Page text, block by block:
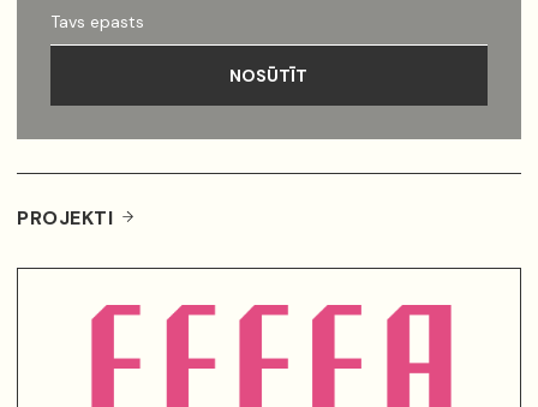
epasts
NOSŪTĪT
PROJEKTI